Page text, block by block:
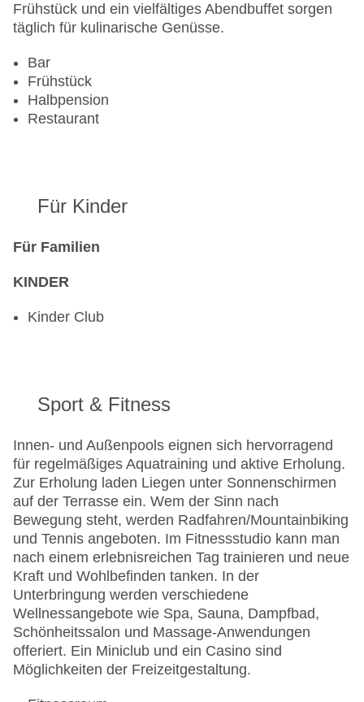
Frühstück und ein vielfältiges Abendbuffet sorgen
täglich für kulinarische Genüsse.
Bar
Frühstück
Halbpension
Restaurant
Für Kinder
Für Familien
KINDER
Kinder Club
Sport & Fitness
Innen- und Außenpools eignen sich hervorragend
für regelmäßiges Aquatraining und aktive Erholung.
Zur Erholung laden Liegen unter Sonnenschirmen
auf der Terrasse ein. Wem der Sinn nach
Bewegung steht, werden Radfahren/Mountainbiking
und Tennis angeboten. Im Fitnessstudio kann man
nach einem erlebnisreichen Tag trainieren und neue
Kraft und Wohlbefinden tanken. In der
Unterbringung werden verschiedene
Wellnessangebote wie Spa, Sauna, Dampfbad,
Schönheitssalon und Massage-Anwendungen
offeriert. Ein Miniclub und ein Casino sind
Möglichkeiten der Freizeitgestaltung.